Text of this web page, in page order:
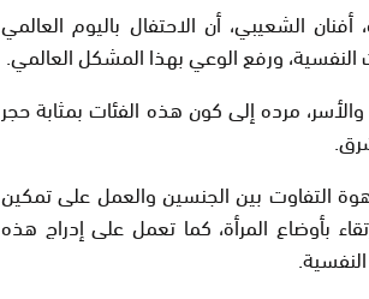
الشعيبي، أن الاحتفال باليوم العالمي
ورفع الوعي بهذا المشكل العالمي.
مرده إلى كون هذه الفئات بمثابة حجر
التفاوت بين الجنسين والعمل على تمكين
بأوضاع المرأة، كما تعمل على إدراج هذه